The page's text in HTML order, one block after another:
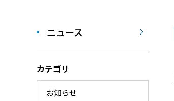
ニュース
カテゴリ
お知らせ